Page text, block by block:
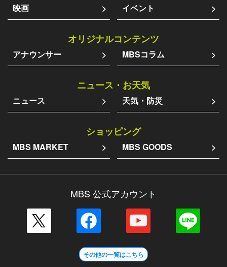
映画 イベント
オリジナルコンテンツ
アナウンサー MBSコラム
ニュース・お天気
ニュース 天気・防災
ショッピング
MBS MARKET MBS GOODS
MBS 公式アカウント
その他の一覧はこちら